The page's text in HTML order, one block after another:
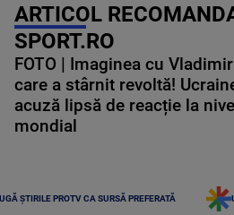
ARTICOL
SPORT.RO
FOTO | Imaginea cu
care a stârnit revoltă!
acuză lipsă de reacție la nivel
mondial
ȘTIRILE PROTV CA SURSĂ PREFERATĂ